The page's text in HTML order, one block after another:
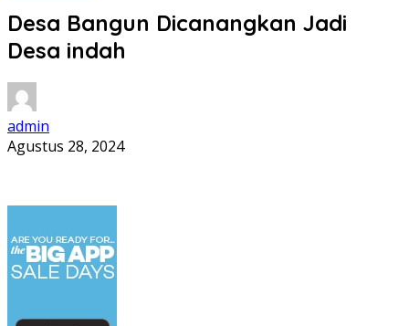
Desa Bangun Dicanangkan Jadi
Desa indah
admin
Agustus 28, 2024